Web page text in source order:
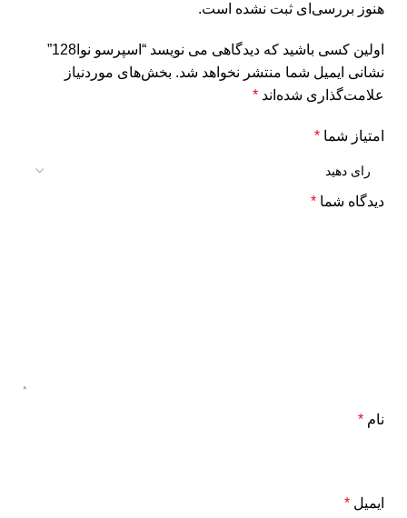
هنوز بررسی‌ای ثبت نشده است.
اولین کسی باشید که دیدگاهی می نویسد “اسپرسو نوا128”
نشانی ایمیل شما منتشر نخواهد شد. بخش‌های موردنیاز
علامت‌گذاری شده‌اند *
امتیاز شما *
دیدگاه شما *
نام *
ایمیل *